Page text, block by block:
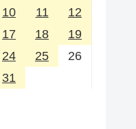
10 11
12
17 18
19
24 25
26
31